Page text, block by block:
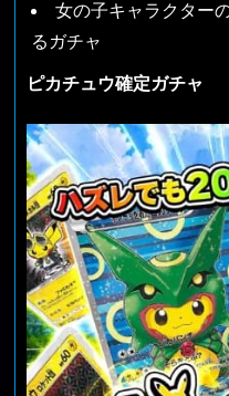
女の子キャラクター
るガチャ
ピカチュウ確定ガチャ